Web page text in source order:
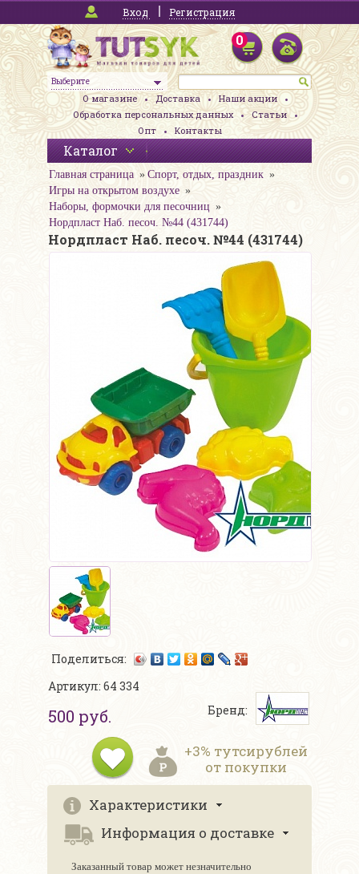
Вход Регистрация
Выберите
0
О магазине Доставка
Наши акции
Обработка персональных данных
Статьи
Опт
Контакты
Каталог
Главная страница
Спорт, отдых, праздник
Игры на открытом воздухе
Наборы, формочки для песочниц
Нордпласт Наб. песоч. №44 (431744)
Нордпласт Наб. песоч. №44 (431744)
Поделиться:
Артикул: 64 334
500 руб. Бренд:
+3% тутсирублей
от покупки
Характеристики
Информация о доставке
Заказанный товар может незначительно